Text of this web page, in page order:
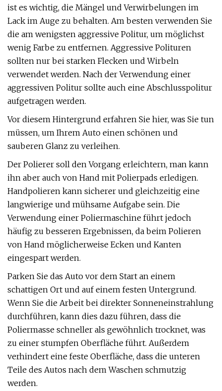
ist es wichtig, die Mängel und Verwirbelungen im
Lack im Auge zu behalten. Am besten verwenden Sie
die am wenigsten aggressive Politur, um möglichst
wenig Farbe zu entfernen. Aggressive Polituren
sollten nur bei starken Flecken und Wirbeln
verwendet werden. Nach der Verwendung einer
aggressiven Politur sollte auch eine Abschlusspolitur
aufgetragen werden.
Vor diesem Hintergrund erfahren Sie hier, was Sie tun
müssen, um Ihrem Auto einen schönen und
sauberen Glanz zu verleihen.
Der Polierer soll den Vorgang erleichtern, man kann
ihn aber auch von Hand mit Polierpads erledigen.
Handpolieren kann sicherer und gleichzeitig eine
langwierige und mühsame Aufgabe sein. Die
Verwendung einer Poliermaschine führt jedoch
häufig zu besseren Ergebnissen, da beim Polieren
von Hand möglicherweise Ecken und Kanten
eingespart werden.
Parken Sie das Auto vor dem Start an einem
schattigen Ort und auf einem festen Untergrund.
Wenn Sie die Arbeit bei direkter Sonneneinstrahlung
durchführen, kann dies dazu führen, dass die
Poliermasse schneller als gewöhnlich trocknet, was
zu einer stumpfen Oberfläche führt. Außerdem
verhindert eine feste Oberfläche, dass die unteren
Teile des Autos nach dem Waschen schmutzig
werden.